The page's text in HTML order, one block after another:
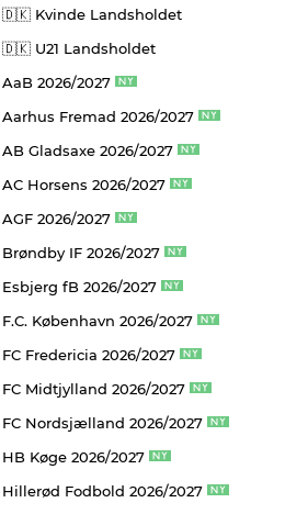
🇩🇰 Kvinde Landsholdet
🇩🇰 U21 Landsholdet
AaB 2026/2027
Aarhus Fremad 2026/2027
AB Gladsaxe 2026/2027
AC Horsens 2026/2027
AGF 2026/2027
Brøndby IF 2026/2027
Esbjerg fB 2026/2027
F.C. København 2026/2027
FC Fredericia 2026/2027
FC Midtjylland 2026/2027
FC Nordsjælland 2026/2027
HB Køge 2026/2027
Hillerød Fodbold 2026/2027